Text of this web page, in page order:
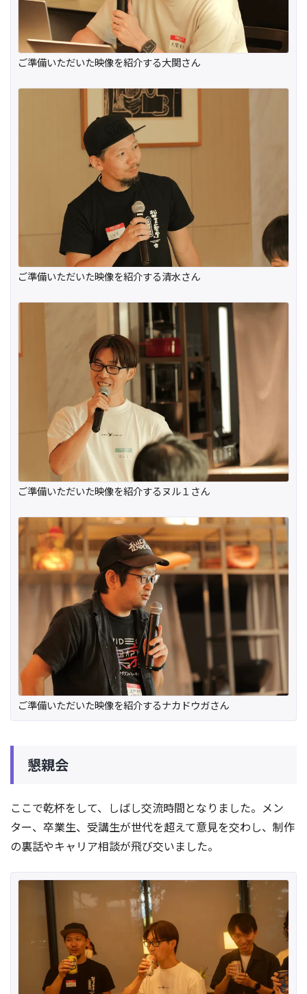
ご準備いただいた映像を紹介する大関さん
ご準備いただいた映像を紹介する清水さん
ご準備いただいた映像を紹介するヌル１さん
ご準備いただいた映像を紹介するナカドウガさん
懇親会
ここで乾杯をして、しばし交流時間となりました。メン
ター、卒業生、受講生が世代を超えて意見を交わし、制作
の裏話やキャリア相談が飛び交いました。